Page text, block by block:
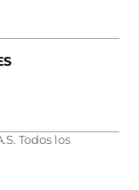
Todos los